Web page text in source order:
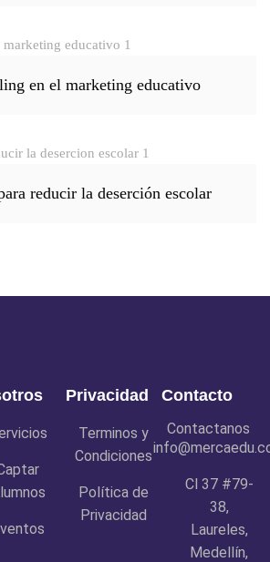
en el marketing educativo
reducir la deserción escolar
Privacidad
Terminos y
Condiciones
Política de
Privacidad
Contacto
Contactanos
Cl 37 #79-
38,
Laureles,
Medellín,